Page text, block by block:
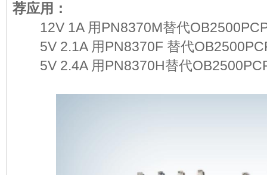
荐应用：
12V 1A 用PN8370M替代
5V 2.1A 用PN8370F 替代
5V 2.4A 用PN8370H替代